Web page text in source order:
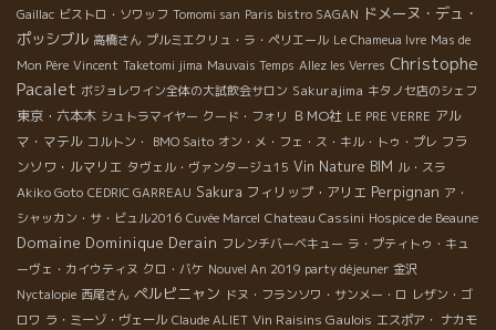
Gaillac ビストロ・ソワッフ Tomomi san Paris bistro SAGAN ドメーヌ・デュ・
ポッシブル 高橋さん プルミエクリュ・ラ・ペリエール Le Chameua Ivre Mas de
Mon Père Vincent Taketomi jima Mauvais Temps Allez les Verres Christophe
Pacalet ボジョレワイン全体の大試飲会サロン Sakurajima キタノセ店のシェフ
東京・六本木 シュトラマイヤー クード・フォリ ＢＭО社 LE PRE VERRE アル
マ・マテル コルトン・ BMO Saito オン・メ・フェ・ス・キル・トゥ・プレ フラ
ンソワ・ルマリエ タヴェル・ヴァンタージュ15 Vin Nature BIM ル・スラ
Akiko Goto CEDRIC GARREAU Sakura フィリップ・アリエ Perpignan ア・
シャッカン・サ・ビュル2016 Cuvée Marcel Chateau Cassini Hospice de Beaune
Domaine Dominique Derain フレンチバーベキュー ラ・プティトゥ・キュ
ーヴェ・カイウティヌ クロ・バケ Nouvel An 2019 party déjeuner 金沢
Nyctalopie 西尾さん ペルピニャン ドヌ・フランソワ・サンメー・ロ レザン・ゴ
ロワ ラ・ミーゾ・ヴェール Claude ALIET Vin Raisins Gaulois エスポア・ ナカモ